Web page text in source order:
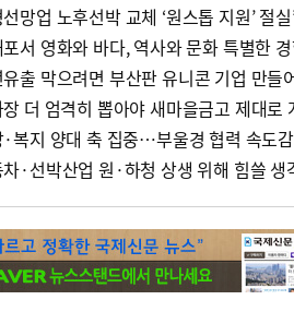
망업 노후선박 교체 ‘원스톱 지원’ 절
서 영화와 바다, 역사와 문화 특별한
출 막으려면 부산판 유니콘 기업 만들
더 엄격히 뽑아야 새마을금고 제대로
·복지 양대 축 집중…부울경 협력 속도
·선박산업 원·하청 상생 위해 힘쓸 생